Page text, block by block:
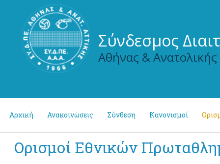
Σύνδεσμος
Αθήνας & Ανατολικής
Αρχική Ανακοινώσεις Σύνθεση Κανονισμοί
Ορισμοί Εθνικών